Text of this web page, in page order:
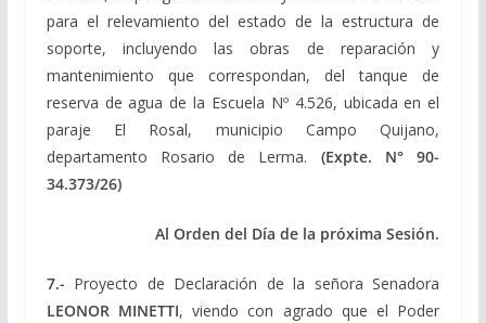
para el relevamiento del estado de la estructura de
soporte, incluyendo las obras de reparación y
mantenimiento que correspondan, del tanque de
reserva de agua de la Escuela Nº 4.526, ubicada en el
paraje El Rosal, municipio Campo Quijano,
departamento Rosario de Lerma. (Expte. N° 90-
34.373/26)
Al Orden del Día de la próxima Sesión.
7.- Proyecto de Declaración de la señora Senadora
LEONOR MINETTI, viendo con agrado que el Poder